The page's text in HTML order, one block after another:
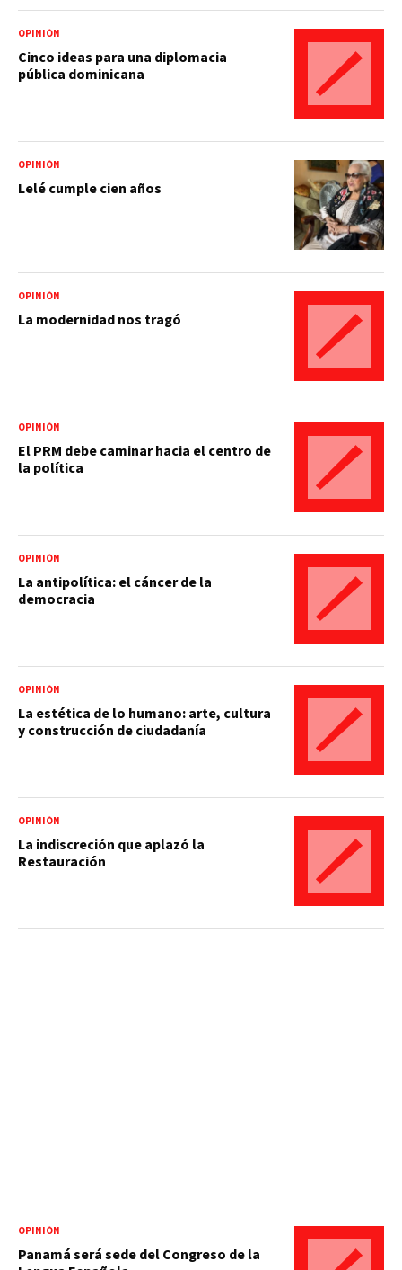
OPINIÓN
Cinco ideas para una diplomacia
pública dominicana
OPINIÓN
Lelé cumple cien años
OPINIÓN
La modernidad nos tragó
OPINIÓN
El PRM debe caminar hacia el centro de
la política
OPINIÓN
La antipolítica: el cáncer de la
democracia
OPINIÓN
La estética de lo humano: arte, cultura
y construcción de ciudadanía
OPINIÓN
La indiscreción que aplazó la
Restauración
OPINIÓN
Panamá será sede del Congreso de la